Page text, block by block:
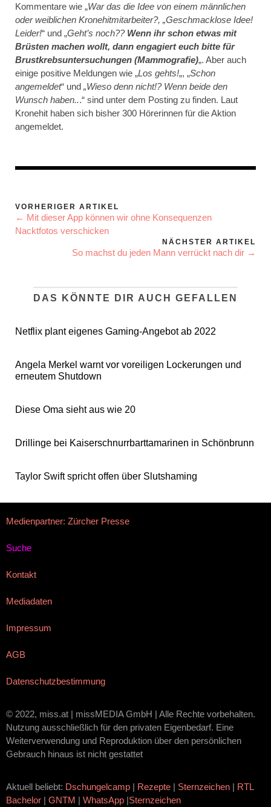
Kommentare wie „War das die Idee von einem männlichen
oder weiblichen Kronehitmitarbeiter?, „Geschmacklose Idee!
Leider!“ und „Geht’s noch?? Wenn ihr schon etwas mit
Brüsten machen wollt, dann engagiert euch bitte für
Brustkrebsuntersuchungen (Mammografie)„. Aber auch
einige positive Meldungen wie „Los gehts!„, „Schon
angemeldet“ und „Wieso denn nicht!? Wenn beide den
Wunsch haben...“ sind unter dem Posting zu finden. Laut
Kronehit haben sich bisher 300 Hörerinnen für die Aktion
angemeldet.
VORHERIGER ARTIKEL
← Mit dieser App können wir ohne Konsequenzen
Nacktfotos verschicken
NÄCHSTER ARTIKEL
So machst du jeden Mann verrückt nach dir →
DAS KÖNNTE DIR AUCH GEFALLEN
Netflix plant eigenes Gaming-Angebot ab 2022
Angela Merkel warnt vor voreiligen Lockerungen und
erneutem Shutdown
Diese Oma sieht aus wie 20
Drillinge bei Kaiserschnurrbarttamarinen in Schönbrunn
Taylor Swift spricht offen über Slutshaming
Medienpartner: Zürcher Presse
Suche
Kontakt
Mediadaten
Impressum
AGB
Datenschutzbestimmung
© 2022, miss.at | missMEDIA GmbH | Alle Rechte vorbehalten.
Nutzung ausschließlich für den privaten Eigenbedarf. Eine
Weiterverwendung und Reproduktion über den persönlichen
Gebrauch hinaus ist nicht gestattet
Aktuell beliebt: Dschungelcamp | Rezepte | Sternzeichen | RTL
Bachelor | GNTM | WhatsApp |Sternzeichen